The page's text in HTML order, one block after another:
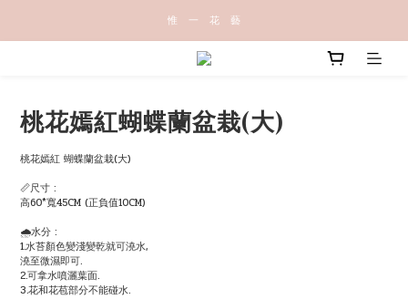
惟   一   花   藝
桃花嫣紅蝴蝶蘭盆栽(大)
桃花嫣紅 蝴蝶蘭盆栽(大)
📏尺寸 :
高60*寬45CM (正負值10CM)
🌧水分 :
1.水苔顏色變淺變乾就可澆水,
澆至微濕即可.
2.可拿水噴灑葉面.
3.花和花苞部分不能碰水.